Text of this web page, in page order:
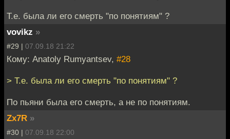
Т.е. была ли его смерть "по понятиям" ?
vovikz »
#29 | 07.09.18 21:22
Кому: Anatoly Rumyantsev, #28
> Т.е. была ли его смерть "по понятиям" ?
По пьяни была его смерть, а не по понятиям.
Zx7R »
#30 | 07.09.18 22:00